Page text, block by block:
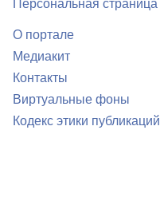
Персональная страница
О портале
Медиакит
Контакты
Виртуальные фоны
Кодекс этики публикаций